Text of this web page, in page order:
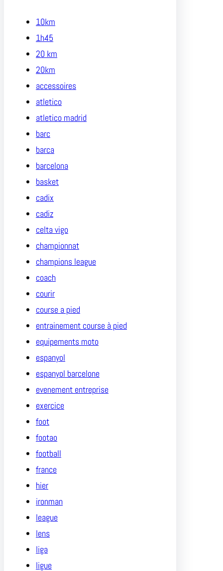
10km
1h45
20 km
20km
accessoires
atletico
atletico madrid
barc
barca
barcelona
basket
cadix
cadiz
celta vigo
championnat
champions league
coach
courir
course a pied
entrainement course à pied
equipements moto
espanyol
espanyol barcelone
evenement entreprise
exercice
foot
footao
football
france
hier
ironman
league
lens
liga
ligue